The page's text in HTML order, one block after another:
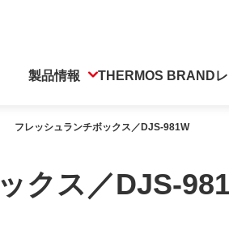
製品情報 THERMOS BRAND
フレッシュランチボックス／DJS-981W
クス／DJS-